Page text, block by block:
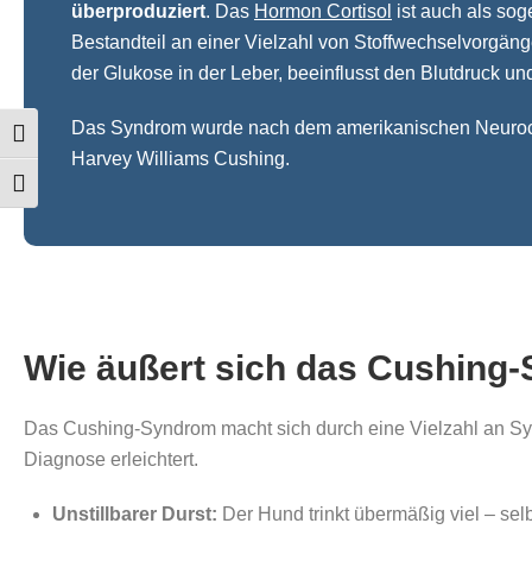
Umschalten auf hohe Kontraste
Schrift vergrößern
überproduziert. Das Hormon Cortisol ist auch als
Bestandteil an einer Vielzahl von
der Glukose in der Leber, beeinflusst den Blutdruck
Das Syndrom wurde nach dem amerikanischen
Harvey Williams Cushing.
Wie äußert sich das
Das Cushing-Syndrom macht sich durch eine Vielzahl an
Diagnose erleichtert.
Unstillbarer Durst: Der Hund trinkt übermäßig viel –